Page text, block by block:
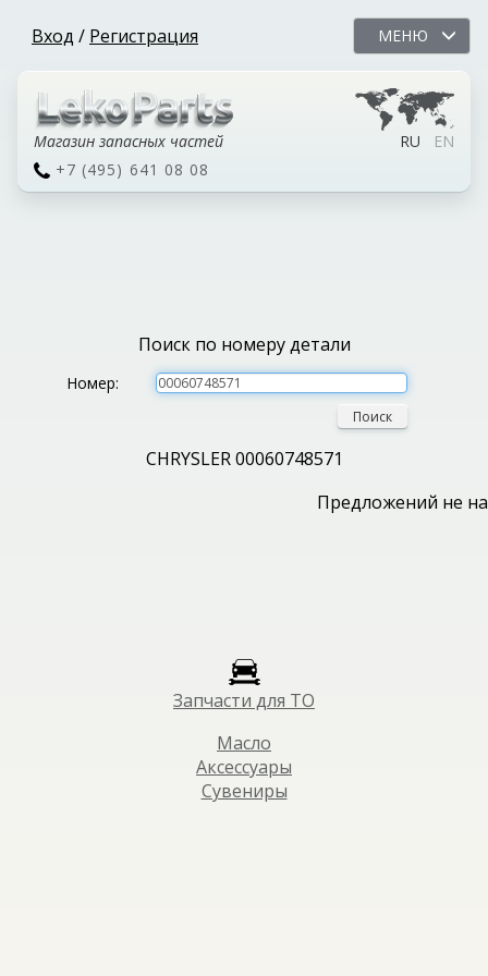
Вход / Регистрация МЕНЮ
Магазин запасных частей RU
EN
+7 (495) 641 08 08
Поиск по номеру детали
Номер:
Поиск
CHRYSLER 00060748571
Предложений не
Запчасти для ТО
Масло
Аксессуары
Сувениры